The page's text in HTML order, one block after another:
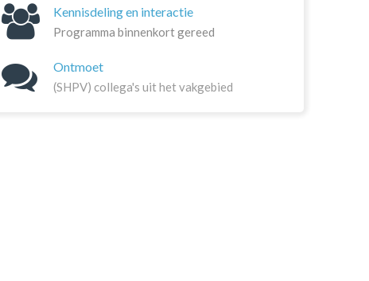
Kennisdeling en interactie
Programma binnenkort gereed
Ontmoet
(SHPV) collega's uit het vakgebied